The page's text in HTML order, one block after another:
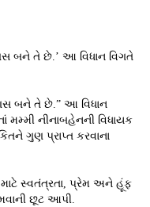
બને તે છે.’ આ વિધાન વિગતે
બને તે છે.” આ વિધાન
મમ્મી નીનાબહેનની વિધાયક
ગુણ પ્રાપ્ત કરવાના
સ્વતંત્રતા, પ્રેમ અને હૂંફ
છૂટ આપી.